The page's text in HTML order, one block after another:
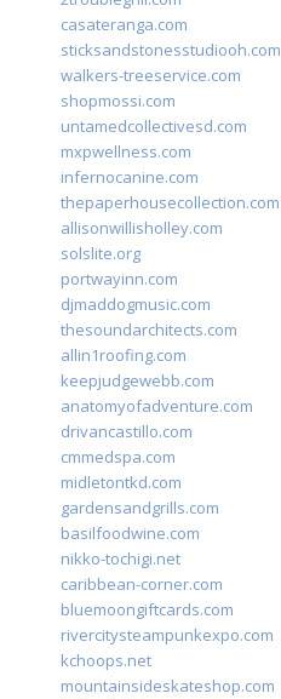
casateranga.com
sticksandstonesstudiooh.com
walkers-treeservice.com
shopmossi.com
untamedcollectivesd.com
mxpwellness.com
infernocanine.com
thepaperhousecollection.com
allisonwillisholley.com
solslite.org
portwayinn.com
djmaddogmusic.com
thesoundarchitects.com
allin1roofing.com
keepjudgewebb.com
anatomyofadventure.com
drivancastillo.com
cmmedspa.com
midletontkd.com
gardensandgrills.com
basilfoodwine.com
nikko-tochigi.net
caribbean-corner.com
bluemoongiftcards.com
rivercitysteampunkexpo.com
kchoops.net
mountainsideskateshop.com